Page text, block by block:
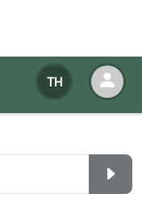
TH
ยงาน